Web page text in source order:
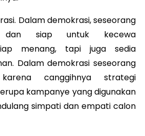
Dalam demokrasi, seseorang
dan siap untuk kecewa
menang, tapi juga sedia
Dalam demokrasi seseorang
canggihnya strategi
kampanye yang digunakan
simpati dan empati calon